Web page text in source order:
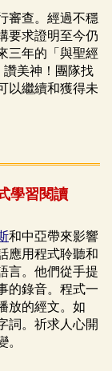
審查。經過不穩
要求證明至今仍
三年的「與聖經
讚美神！團隊找
以繼續和獲得未
學習閱讀
和中亞帶來影響
應用程式聆聽和
言。他們從手提
的錄音。程式一
放的經文。如
詞。祈求人心開
。